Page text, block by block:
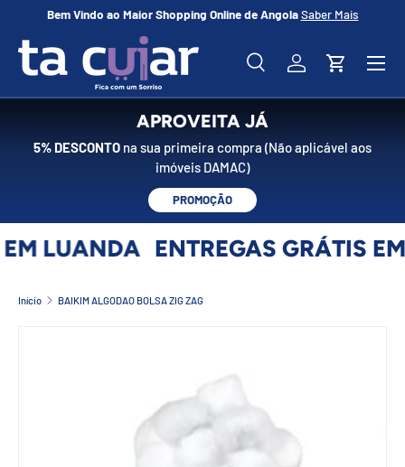
Bem Vindo ao Maior Shopping Online de Angola Saber Mais
Pesquisar
PesquisarIniciar sessão
Carrinho
APROVEITA JÁ
5% DESCONTO na sua primeira compra (Não aplicável aos
imóveis DAMAC)
PROMOÇÃO
LUANDA ENTREGAS GRÁTIS
Início BAIKIM ALGODAO BOLSA ZIG ZAG